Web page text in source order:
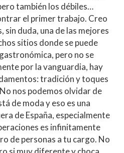
también los débiles…
el primer trabajo. Creo
sin duda, una de las mejores
sitios donde se puede
pero no se
por la vanguardia, hay
tradición y toques
nos podemos olvidar de
de moda y eso es una
de España, especialmente
es infinitamente
de personas a tu cargo. No